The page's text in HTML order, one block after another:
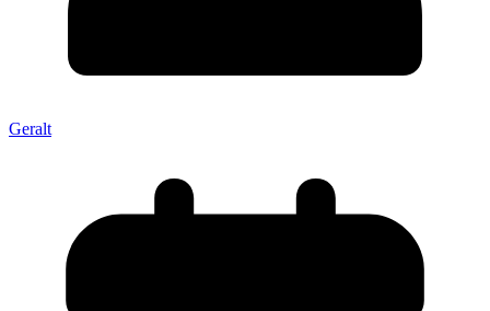
Geralt